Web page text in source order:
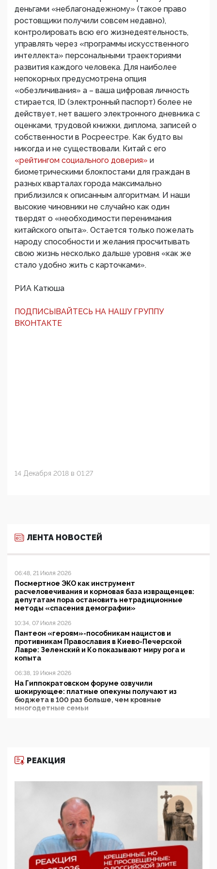
деньгами «неблагонадежному» (такое право
ростовщики получили совсем недавно),
контролировать всю его жизнедеятельность,
управлять через «программы искусственного
интеллекта» персональными траекториями
развития каждого человека. Для наиболее
непокорных предусмотрена опция
«обезличивания» а – ваша цифровая личность
стирается, ID (электронный паспорт) более не
действует, нет вашего электронного дневника с
оценками, трудовой книжки, диплома, записей о
собственности в Росреестре. Как будто вы
никогда и не существовали. Китай с его
«рейтингом социального доверия» и
биометрическими блокпостами для граждан в
разных кварталах города максимально
приблизился к описанным алгоритмам. И наши
высокие чиновники не случайно как один
твердят о «необходимости перенимания
китайского опыта». Остается только пожелать
народу способности и желания просчитывать
свою жизнь несколько дальше уровня «как же
стало удобно жить с карточками».
РИА Катюша
ПОДПИСЫВАЙТЕСЬ НА НАШУ ГРУППУ
ВКОНТАКТЕ
14 Декабря 2018 в 01:27
ЛЕНТА НОВОСТЕЙ
06:48, 21 Июля 2026
Посмертное ЭКО как инструмент
расчеловечивания и кормовая база извращенцев:
депутатам пора остановить нетрадиционные
методы «спасения демографии»
10:34, 07 Июля 2026
Пантеон «героям»-пособникам нацистов и
противникам Православия в Киево-Печерской
Лавре: Зеленский и Ко показывают миру рога и
копыта
06:38, 19 Июня 2026
На Гиппократовском форуме озвучили
шокирующее: платные опекуны получают из
бюджета в 100 раз больше, чем кровные
многодетные семьи
11:53, 09 Июня 2026
деятельность ИИТО ЮНЕСКО в России, но
цифроглобалисты продолжают определять
повестку в образовании
09:43, 01 Июня 2026
5G за счет здоровья граждан: Минцифры намерено
отобрать у регионов и муниципалитетов право
защищать жилые дома и социальные объекты от
05:58, 26 Мая 2026
РЕАКЦИЯ